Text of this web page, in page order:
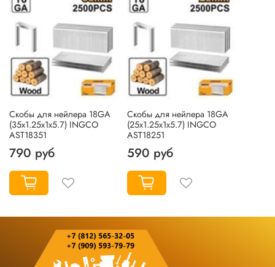
Скобы для нейлера 18GA
(35х1.25х1х5.7) INGCO
AST18351
790 руб
Скобы для нейлера 18GA
(25х1.25х1х5.7) INGCO
AST18251
590 руб